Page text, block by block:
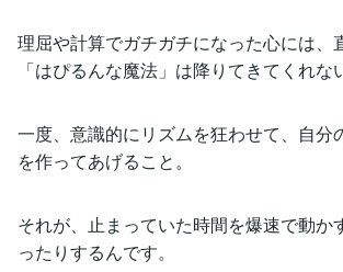
理屈や計算でガチガチになった心には、
「はぴるんな魔法」は降りてきてくれな
一度、意識的にリズムを狂わせて、自分
を作ってあげること。
それが、止まっていた時間を爆速で動か
ったりするんです。